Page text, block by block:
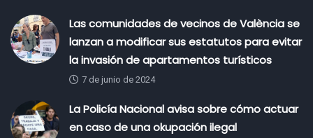
Las comunidades de vecinos de València se
lanzan a modificar sus estatutos para evitar
la invasión de apartamentos turísticos
7 de junio de 2024
La Policía Nacional avisa sobre cómo actuar
en caso de una okupación ilegal